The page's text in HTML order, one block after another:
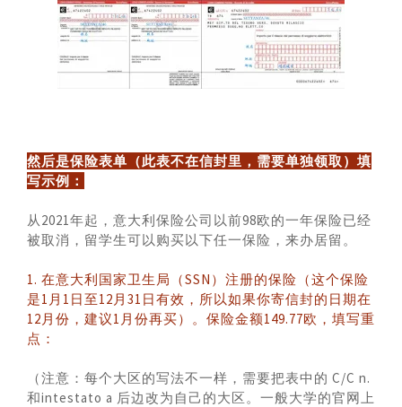
然后是保险表单（此表不在信封里，需要单独领取）填
写示例：
从2021年起，意大利保险公司以前98欧的一年保险已经
被取消，留学生可以购买以下任一保险，来办居留。
1. 在意大利国家卫生局（SSN）注册的保险（这个保险
是1月1日至12月31日有效，所以如果你寄信封的日期在
12月份，建议1月份再买）。保险金额149.77欧，填写重
点：
（注意：每个大区的写法不一样，需要把表中的 C/C n.
和intestato a 后边改为自己的大区。一般大学的官网上